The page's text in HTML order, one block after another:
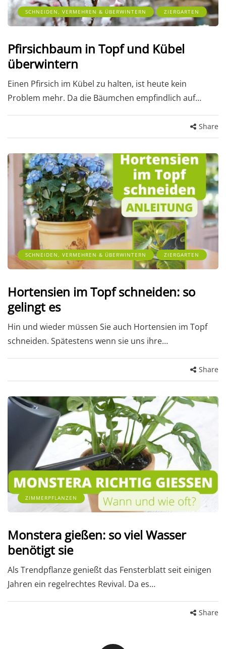
SCHNEIDEN, VERMEHREN & ÜBERWINTERN ZIERGARTEN
Pfirsichbaum in Topf und Kübel
überwintern
Einen Pfirsich im Kübel zu halten, ist heute kein
Problem mehr. Da die Bäumchen empfindlich auf…
Share
SCHNEIDEN, VERMEHREN & ÜBERWINTERN ZIERGARTEN
Hortensien im Topf schneiden: so
gelingt es
Hin und wieder müssen Sie auch Hortensien im Topf
schneiden. Spätestens wenn sie uns ihre…
Share
ZIMMERPFLANZEN
Monstera gießen: so viel Wasser
benötigt sie
Als Trendpflanze genießt das Fensterblatt seit einigen
Jahren ein regelrechtes Revival. Da es…
Share